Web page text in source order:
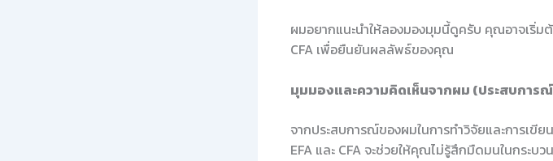
ผมอยากแนะนำให้ลองมองมุมนี้ดูครับ คุณอาจเริ่ม
CFA เพื่อยืนยันผลลัพธ์ของคุณ
มุมมองและความคิดเห็นจากผม (ประสบการ
จากประสบการณ์ของผมในการทำวิจัยและการเขีย
EFA และ CFA จะช่วยให้คุณไม่รู้สึกมืดมนในกระบว